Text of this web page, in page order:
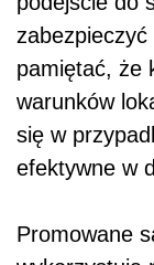
zabezpieczyć
pamiętać, że
warunków
się w
efektywne w
Promowane